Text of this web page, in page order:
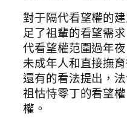
對于隔代看望權的
足了祖輩的看望需
代看望權范圍過年
未成年人和直接撫
還有的看法提出，
祖怙恃零丁的看望
權。